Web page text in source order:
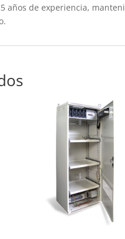
años de experiencia,